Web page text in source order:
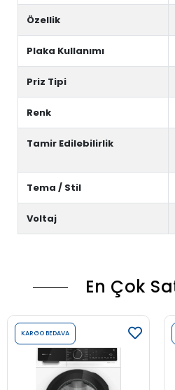
Özellik
Plaka Kullanımı
Priz Tipi
Renk
Tamir Edilebilirlik
Tema / Stil
Voltaj
En Çok
KARGO BEDAVA